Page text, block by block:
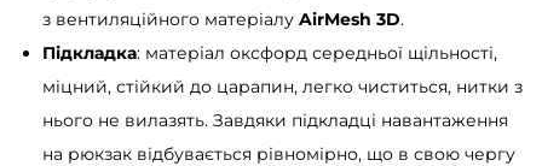
T
o
p
б
о
з вентиляційного матеріалу AirMesh 3D.
Підкладка: матеріал оксфорд середньої щільності,
міцний, стійкий до царапин, легко чиститься, нитки з
нього не вилазять. Завдяки підкладці навантаження
на рюкзак відбувається рівномірно, що в свою чергу